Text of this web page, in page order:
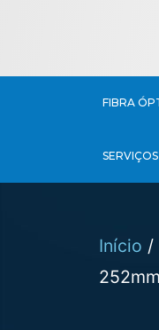
FIBRA
SERVIÇOS
Início /
252mm